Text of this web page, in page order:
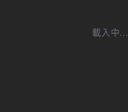
載入中...